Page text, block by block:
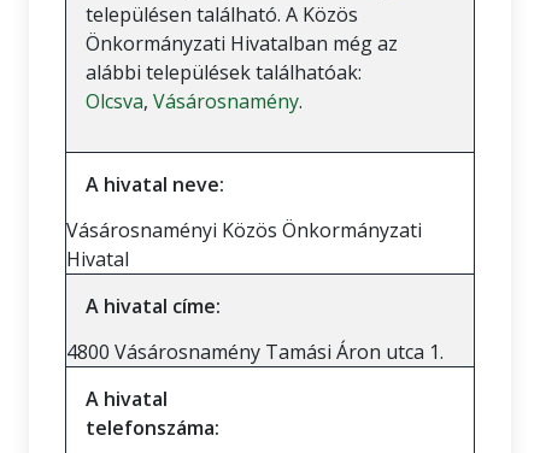
településen található. A Közös
Önkormányzati Hivatalban még az
alábbi települések találhatóak:
Olcsva, Vásárosnamény.
A hivatal neve:
Vásárosnaményi Közös Önkormányzati
Hivatal
A hivatal címe:
4800 Vásárosnamény Tamási Áron utca 1.
A hivatal
telefonszáma: